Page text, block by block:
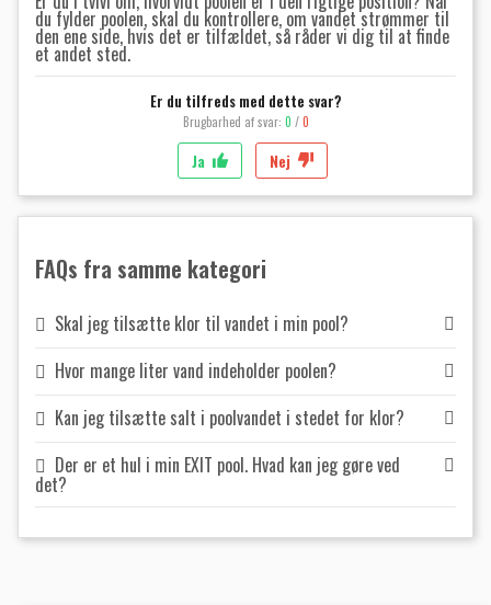
du fylder poolen, skal du kontrollere, om vandet strømmer til
den ene side, hvis det er tilfældet, så råder vi dig til at finde
et andet sted.
Er du tilfreds med dette svar?
Brugbarhed af svar: 0 /0
Ja Nej
FAQs fra samme kategori
Skal jeg tilsætte klor til vandet i min pool?
Hvor mange liter vand indeholder poolen?
Kan jeg tilsætte salt i poolvandet i stedet for klor?
Der er et hul i min EXIT pool. Hvad kan jeg gøre ved
det?